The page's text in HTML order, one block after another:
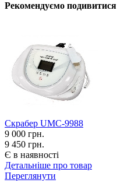
Рекомендуємо подивитися
Cкрабер UMC-9988
9 000 грн.
9 450 грн.
Є в наявності
Детальніше про товар
Переглянути